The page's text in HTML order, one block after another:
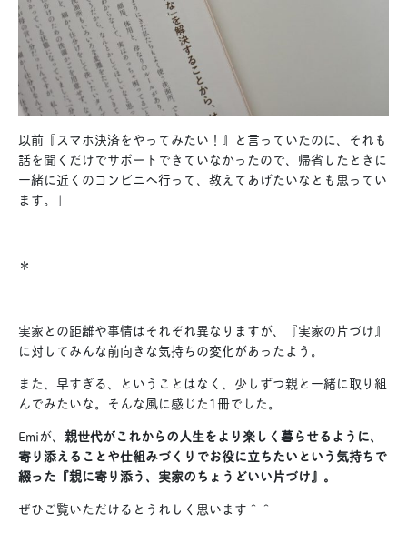
以前『スマホ決済をやってみたい！』と言っていたのに、それも
話を聞くだけでサポートできていなかったので、帰省したときに
一緒に近くのコンビニへ行って、教えてあげたいなとも思ってい
ます。」
＊
実家との距離や事情はそれぞれ異なりますが、『実家の片づけ』
に対してみんな前向きな気持ちの変化があったよう。
また、早すぎる、ということはなく、少しずつ親と一緒に取り組
んでみたいな。そんな風に感じた1冊でした。
Emiが、 親世代がこれからの人生をより楽しく暮らせるように、
寄り添えることや仕組みづくりでお役に立ちたいという気持ちで
綴った『親に寄り添う、実家のちょうどいい片づけ』。
ぜひご覧いただけるとうれしく思います＾＾